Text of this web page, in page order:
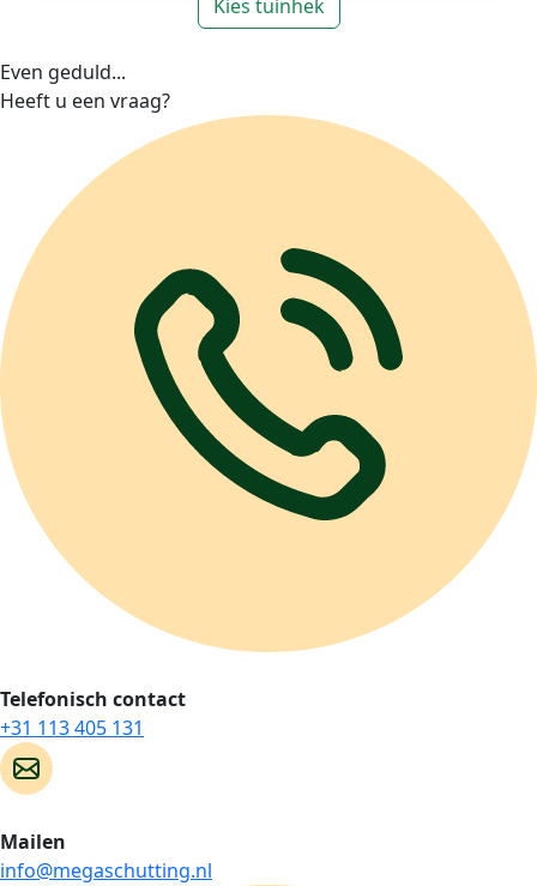
Kies tuinhek
Even geduld...
Heeft u een vraag?
Telefonisch contact
+31 113 405 131
Mailen
info@megaschutting.nl